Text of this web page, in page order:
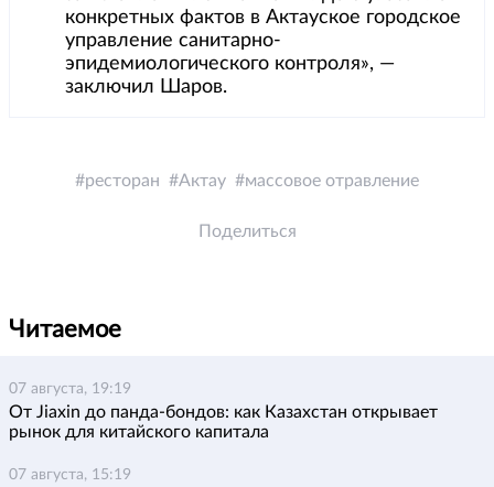
конкретных фактов в Актауское городское
управление санитарно-
эпидемиологического контроля», —
заключил Шаров.
ресторан Актау массовое отравление
Поделиться
Читаемое
07 августа, 19:19
От Jiaxin до панда-бондов: как Казахстан открывает
рынок для китайского капитала
07 августа, 15:19